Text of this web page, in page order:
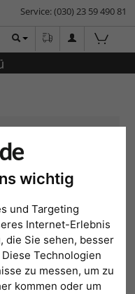
wichtig
und Targeting
Internet-Erlebnis
die Sie sehen, besser
Technologien
zu messen, um zu
kommen oder um
Service: (030) 23 59 490 81
...
absteigend